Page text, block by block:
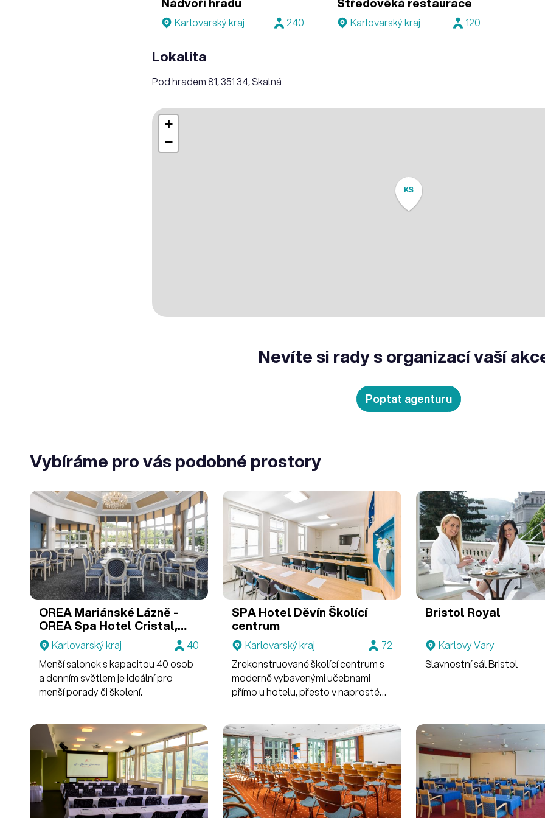
Karlovarský kraj 240 Karlovarský kraj 120
Lokalita
Pod hradem 81, 351 34, Skalná
KS
+
−
Nevíte si rady s organizací vaší
Poptat agenturu
Vybíráme pro vás podobné prostory
OREA Mariánské Lázně -
OREA Spa Hotel Cristal,
OREA Spa Hotel Bohemia,
OREA Spa Hotel Palace
ZvonSál Ludvík v OREA Spa
Hotel Palace Zvon
Karlovarský kraj
40
Menší salonek s kapacitou 40 osob
a denním světlem je ideální pro
menší porady či školení.
SPA Hotel Děvín Školící
centrum
Karlovarský kraj
72
Zrekonstruované školící centrum s
moderně vybavenými učebnami
přímo u hotelu, přesto v naprostém
Bristol Royal
Karlovy Vary
Slavnostní sál Bristol